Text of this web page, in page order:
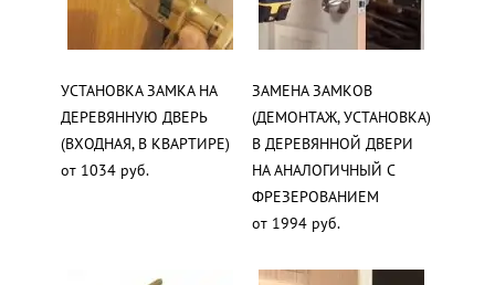
УСТАНОВКА ЗАМКА НА
ДЕРЕВЯННУЮ ДВЕРЬ
(ВХОДНАЯ, В КВАРТИРЕ)
от 1034 руб.
ЗАМЕНА ЗАМКОВ
(ДЕМОНТАЖ, УСТАНОВКА)
В ДЕРЕВЯННОЙ ДВЕРИ
НА АНАЛОГИЧНЫЙ С
ФРЕЗЕРОВАНИЕМ
от 1994 руб.